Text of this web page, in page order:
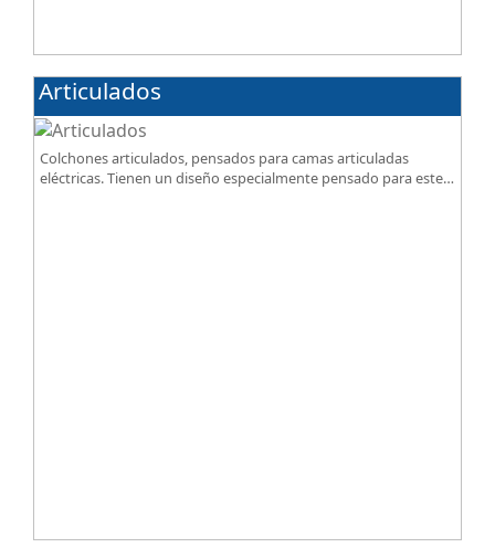
Articulados
Colchones articulados, pensados para camas articuladas
eléctricas. Tienen un diseño especialmente pensado para este